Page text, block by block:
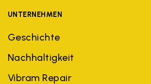
UNTERNEHMEN
Geschichte
Nachhaltigkeit
Vibram Repair